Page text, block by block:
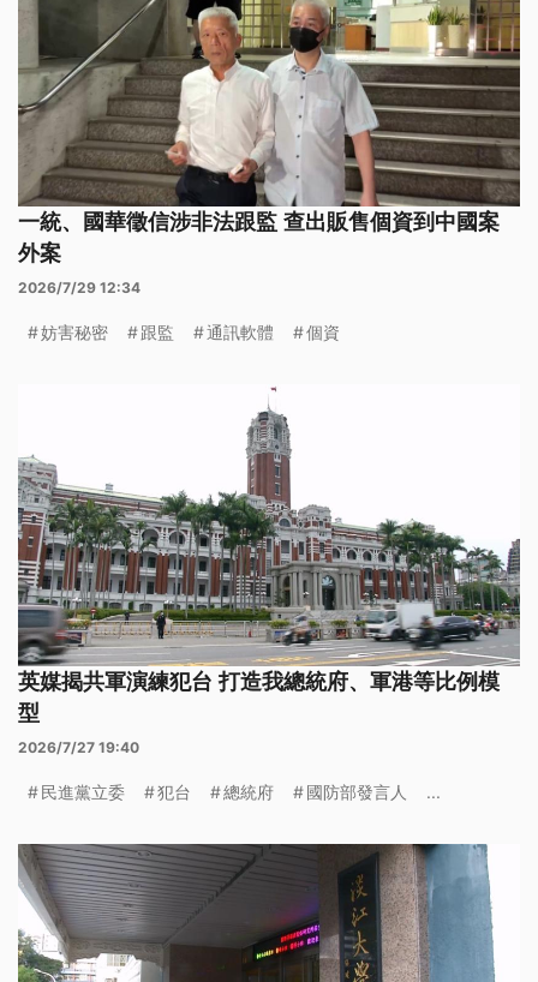
一統、國華徵信涉非法跟監 查出販售個資到中國案
外案
2026/7/29 12:34
妨害秘密 跟監 通訊軟體 個資
英媒揭共軍演練犯台 打造我總統府、軍港等比例模
型
2026/7/27 19:40
民進黨立委 犯台 總統府 國防部發言人 ...